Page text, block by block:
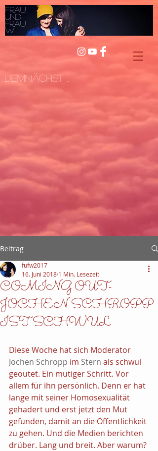
Frau
und
Frau
W
Demnächst ...
Beitrag
COMING OUT-
JOCHEN SCHROPP
IST SCHWUL
fufw2017
16. Juni 2018 1 Min. Lesezeit
Diese Woche hat sich Moderator
Jochen Schropp im Stern als schwul
geoutet. Ein mutiger Schritt. Vor
allem für ihn persönlich. Denn er hat
lange mit seiner Homosexualität
gehadert und erst jetzt den Mut
gefunden, damit an die Öffentlichkeit
zu gehen. Und die Medien berichten
drüber. Lang und breit. Aber warum?